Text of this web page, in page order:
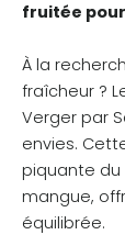
fruitée
À la
fraîcheur ?
Verger par
envies.
piquante du
mangue,
équilibrée.